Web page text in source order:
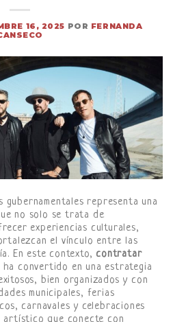
16, 2025 POR FERNANDA
gubernamentales representa una
no solo se trata de
experiencias culturales,
el vínculo entre las
En este contexto, contratar
convertido en una estrategia
bien organizados y con
municipales, ferias
carnavales y celebraciones
que conecte con